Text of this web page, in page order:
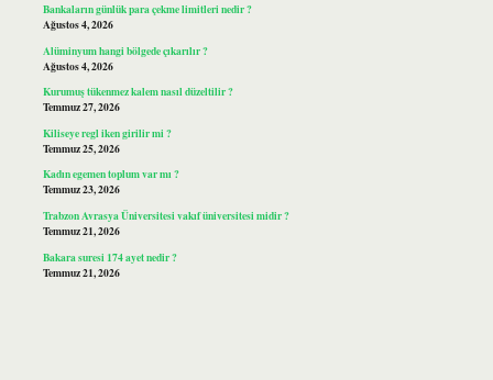
Bankaların günlük para çekme limitleri nedir ?
Ağustos 4, 2026
Alüminyum hangi bölgede çıkarılır ?
Ağustos 4, 2026
Kurumuş tükenmez kalem nasıl düzeltilir ?
Temmuz 27, 2026
Kiliseye regl iken girilir mi ?
Temmuz 25, 2026
Kadın egemen toplum var mı ?
Temmuz 23, 2026
Trabzon Avrasya Üniversitesi vakıf üniversitesi midir ?
Temmuz 21, 2026
Bakara suresi 174 ayet nedir ?
Temmuz 21, 2026